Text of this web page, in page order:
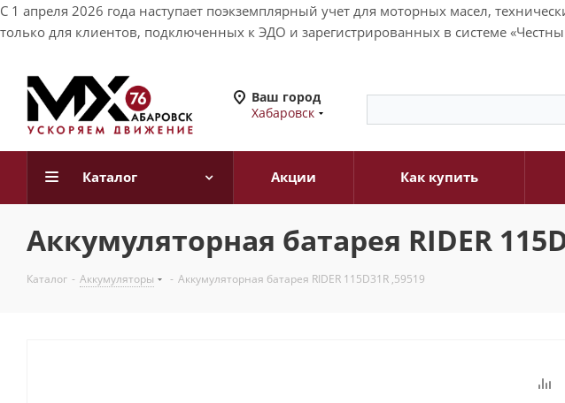
С 1 апреля 2026 года наступает поэкземплярный учет для моторных масел,
только для клиентов, подключенных к ЭДО и зарегистрированных в системе
Ваш город
Хабаровск
Каталог Акции Как купить
Аккумуляторная батарея RIDER
Каталог - Аккумуляторы - Аккумуляторная батарея RIDER 115D31R ,59519